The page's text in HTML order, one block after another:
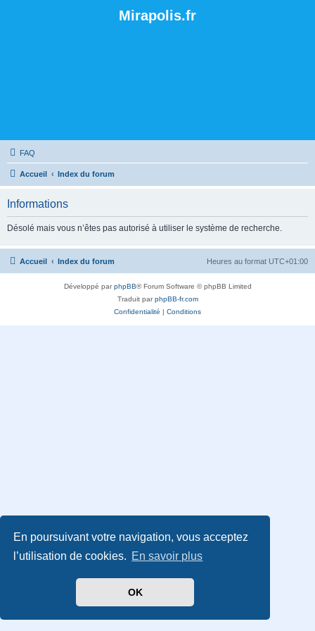
En poursuivant votre navigation, vous acceptez
l’utilisation de cookies. En savoir plus
OK
Mirapolis.fr
FAQ
Accueil Index du forum
Informations
Désolé mais vous n’êtes pas autorisé à utiliser le système de recherche.
Accueil Index du forum Heures au format UTC+01:00
Développé parphpBB® Forum Software © phpBB Limited
Traduit parphpBB-fr.com
Confidentialité | Conditions